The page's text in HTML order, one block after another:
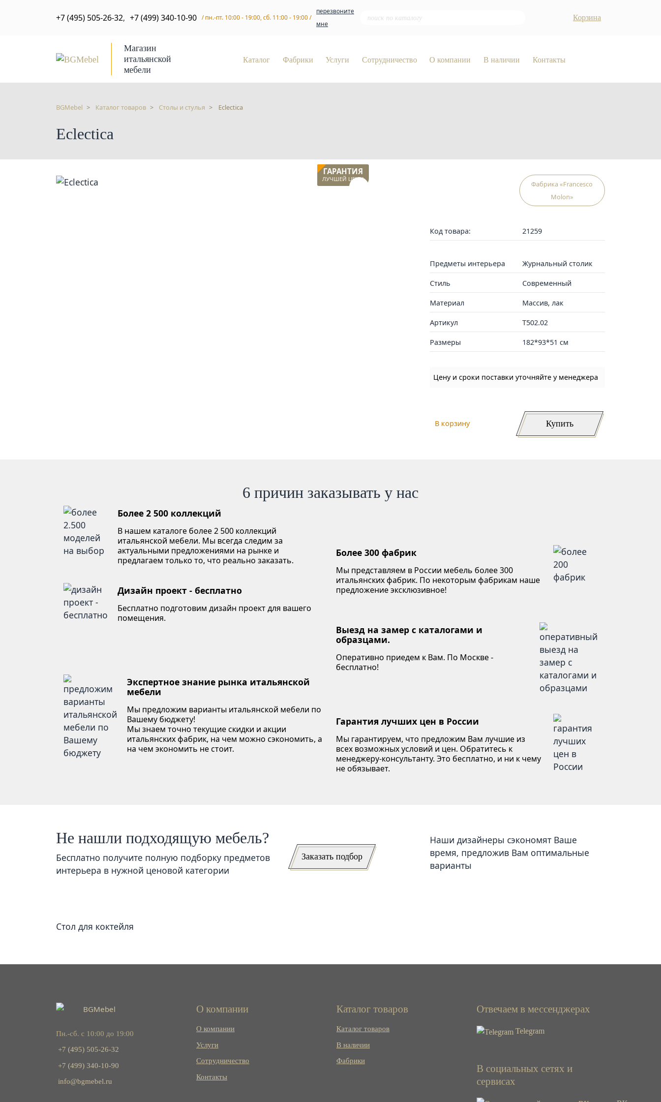
+7 (495) 505-26-32, +7 (499) 340-10-90 / пн.-пт. 10:00 - 19:00, сб. 11:00 - 19:00 /
перезвоните
мне
Корзина
Магазин
итальянской
мебели
Каталог Фабрики Услуги Сотрудничество О компании В наличии Контакты
BGMebel Каталог товаров Столы и стулья Eclectica
Eclectica
ГАРАНТИЯ
ЛУЧШЕЙ ЦЕНЫ
Фабрика «Francesco
Molon»
Код товара: 21259
Предметы интерьера Журнальный столик
Стиль Современный
Материал Массив, лак
Артикул T502.02
Размеры 182*93*51 см
Цену и сроки поставки уточняйте у менеджера
В корзину Купить
6 причин заказывать у нас
Более 2 500 коллекций
В нашем каталоге более 2 500 коллекций
итальянской мебели. Мы всегда следим за
актуальными предложениями на рынке и
предлагаем только то, что реально заказать.
Более 300 фабрик
Мы представляем в России мебель более 300
итальянских фабрик. По некоторым фабрикам наше
предложение эксклюзивное!
Дизайн проект - бесплатно
Бесплатно подготовим дизайн проект для вашего
помещения.
Выезд на замер с каталогами и
образцами.
Оперативно приедем к Вам. По Москве -
бесплатно!
Экспертное знание рынка итальянской
мебели
Мы предложим варианты итальянской мебели по
Вашему бюджету!
Мы знаем точно текущие скидки и акции
итальянских фабрик, на чем можно сэкономить, а
на чем экономить не стоит.
Гарантия лучших цен в России
Мы гарантируем, что предложим Вам лучшие из
всех возможных условий и цен. Обратитесь к
менеджеру-консультанту. Это бесплатно, и ни к чему
не обязывает.
Не нашли подходящую мебель?
Бесплатно получите полную подборку предметов
интерьера в нужной ценовой категории
Заказать подбор
Наши дизайнеры сэкономят Ваше
время, предложив Вам оптимальные
варианты
Стол для коктейля
Пн.-сб. с 10:00 до 19:00
+7 (495) 505-26-32
+7 (499) 340-10-90
info@bgmebel.ru
О компании
О компании
Услуги
Сотрудничество
Контакты
Каталог товаров
Каталог товаров
В наличии
Фабрики
Отвечаем в мессенджерах
Telegram
В социальных сетях и
сервисах